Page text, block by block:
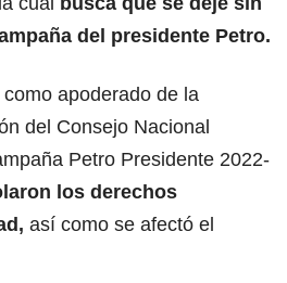
del presidente Petro.
apoderado de la
del Consejo Nacional
Petro Presidente 2022-
los derechos
así como se afectó el